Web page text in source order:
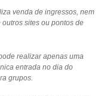
venda de ingressos, nem
sites ou pontos de
realizar apenas uma
entrada no dia do
grupos.